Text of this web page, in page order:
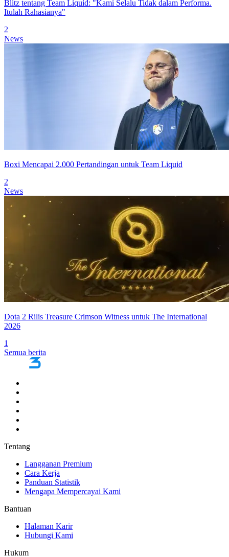
Blitz tentang Team Liquid: "Kami Selalu Tidak dalam Performa.
Itulah Rahasianya"
2
News
Boxi Mencapai 2.000 Pertandingan untuk Team Liquid
2
News
Dota 2 Rilis Treasure Crimson Witness untuk The International
2026
1
Semua berita
Tentang
Langganan Premium
Cara Kerja
Panduan Statistik
Mengapa Mempercayai Kami
Bantuan
Halaman Karir
Hubungi Kami
Hukum